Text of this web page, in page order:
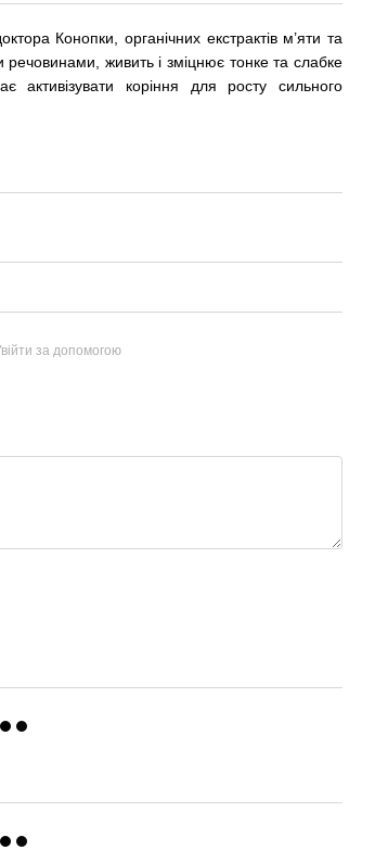
Конопки, органічних екстрактів м’яти та
живить і зміцнює тонке та слабке
активізувати коріння для росту сильного
за допомогою